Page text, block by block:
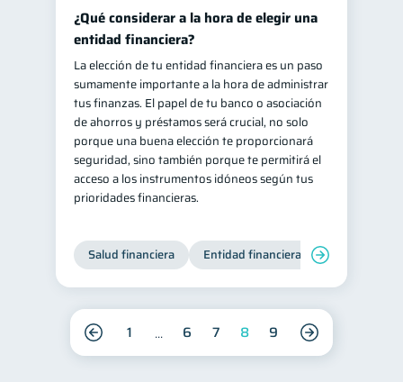
¿Qué considerar a la hora de elegir una
entidad financiera?
La elección de tu entidad financiera es un paso
sumamente importante a la hora de administrar
tus finanzas. El papel de tu banco o asociación
de ahorros y préstamos será crucial, no solo
porque una buena elección te proporcionará
seguridad, sino también porque te permitirá el
acceso a los instrumentos idóneos según tus
prioridades financieras.
Salud financiera Entidad financiera
1 6 7 8 9